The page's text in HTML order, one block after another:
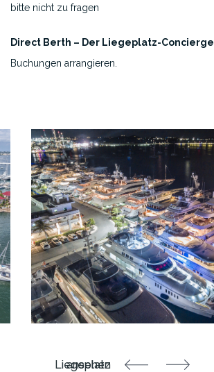
bitte nicht zu fragen
Direct Berth – Der Liegeplatz-Concierge
Buchungen arrangieren.